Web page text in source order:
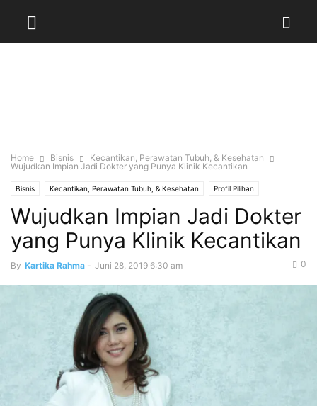
Home Bisnis
Kecantikan, Perawatan Tubuh, & Kesehatan
Wujudkan Impian Jadi Dokter yang Punya Klinik Kecantikan
Bisnis Kecantikan, Perawatan Tubuh, & Kesehatan Profil Pilihan
Wujudkan Impian Jadi Dokter
yang Punya Klinik Kecantikan
By Kartika Rahma - Juni 28, 2019 6:30 am 0